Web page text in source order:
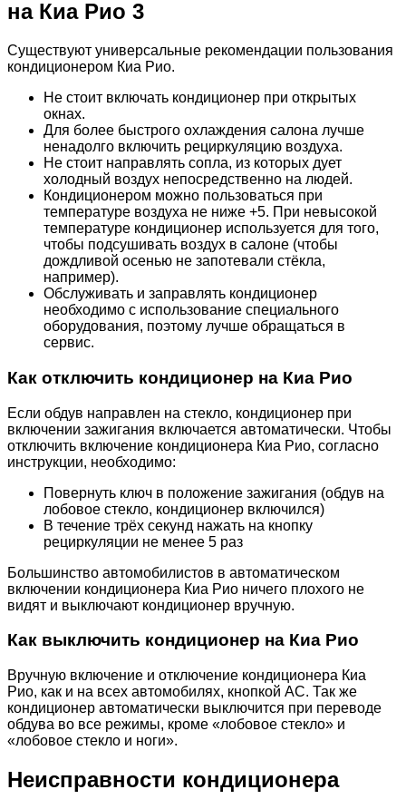
на Киа Рио 3
Существуют универсальные рекомендации пользования
кондиционером Киа Рио.
Не стоит включать кондиционер при открытых
окнах.
Для более быстрого охлаждения салона лучше
ненадолго включить рециркуляцию воздуха.
Не стоит направлять сопла, из которых дует
холодный воздух непосредственно на людей.
Кондиционером можно пользоваться при
температуре воздуха не ниже +5. При невысокой
температуре кондиционер используется для того,
чтобы подсушивать воздух в салоне (чтобы
дождливой осенью не запотевали стёкла,
например).
Обслуживать и заправлять кондиционер
необходимо с использование специального
оборудования, поэтому лучше обращаться в
сервис.
Как отключить кондиционер на Киа Рио
Если обдув направлен на стекло, кондиционер при
включении зажигания включается автоматически. Чтобы
отключить включение кондиционера Киа Рио, согласно
инструкции, необходимо:
Повернуть ключ в положение зажигания (обдув на
лобовое стекло, кондиционер включился)
В течение трёх секунд нажать на кнопку
рециркуляции не менее 5 раз
Большинство автомобилистов в автоматическом
включении кондиционера Киа Рио ничего плохого не
видят и выключают кондиционер вручную.
Как выключить кондиционер на Киа Рио
Вручную включение и отключение кондиционера Киа
Рио, как и на всех автомобилях, кнопкой AC. Так же
кондиционер автоматически выключится при переводе
обдува во все режимы, кроме «лобовое стекло» и
«лобовое стекло и ноги».
Неисправности кондиционера